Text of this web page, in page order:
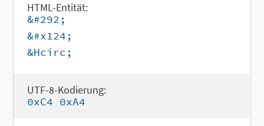
HTML-Entität:
&#292;
&#x124;
&Hcirc;
UTF-8-Kodierung:
0xC4 0xA4